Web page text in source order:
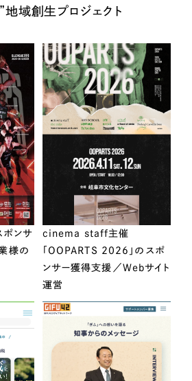
地域創生プロジェクト
ポンサ
様の
cinema staff主催
「OOPARTS 2026」のスポ
ンサー獲得支援／Webサイト
運営